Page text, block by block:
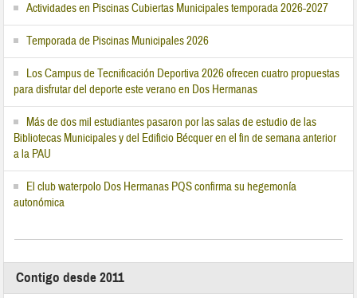
Actividades en Piscinas Cubiertas Municipales temporada 2026-2027
Temporada de Piscinas Municipales 2026
Los Campus de Tecnificación Deportiva 2026 ofrecen cuatro propuestas
para disfrutar del deporte este verano en Dos Hermanas
Más de dos mil estudiantes pasaron por las salas de estudio de las
Bibliotecas Municipales y del Edificio Bécquer en el fin de semana anterior
a la PAU
El club waterpolo Dos Hermanas PQS confirma su hegemonía
autonómica
Contigo desde 2011